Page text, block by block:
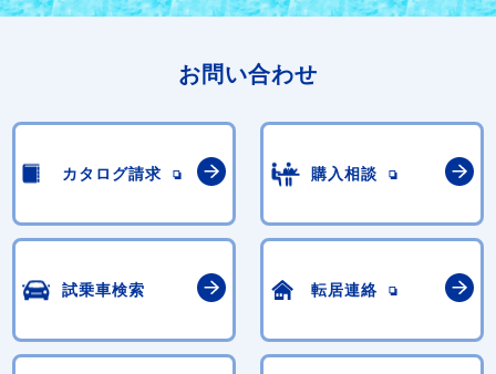
お問い合わせ
カタログ請求 購入相談
試乗車検索 転居連絡